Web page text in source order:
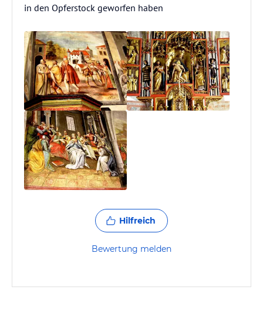
in den Opferstock geworfen haben
Hilfreich
Bewertung melden